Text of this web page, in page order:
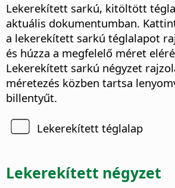
Lekerekített sarkú, kitöltött
aktuális dokumentumban.
a lekerekített sarkú téglalapot
és húzza a megfelelő méret
Lekerekített sarkú négyzet
méretezés közben tartsa
billentyűt.
Lekerekített téglalap
Lekerekített négyzet